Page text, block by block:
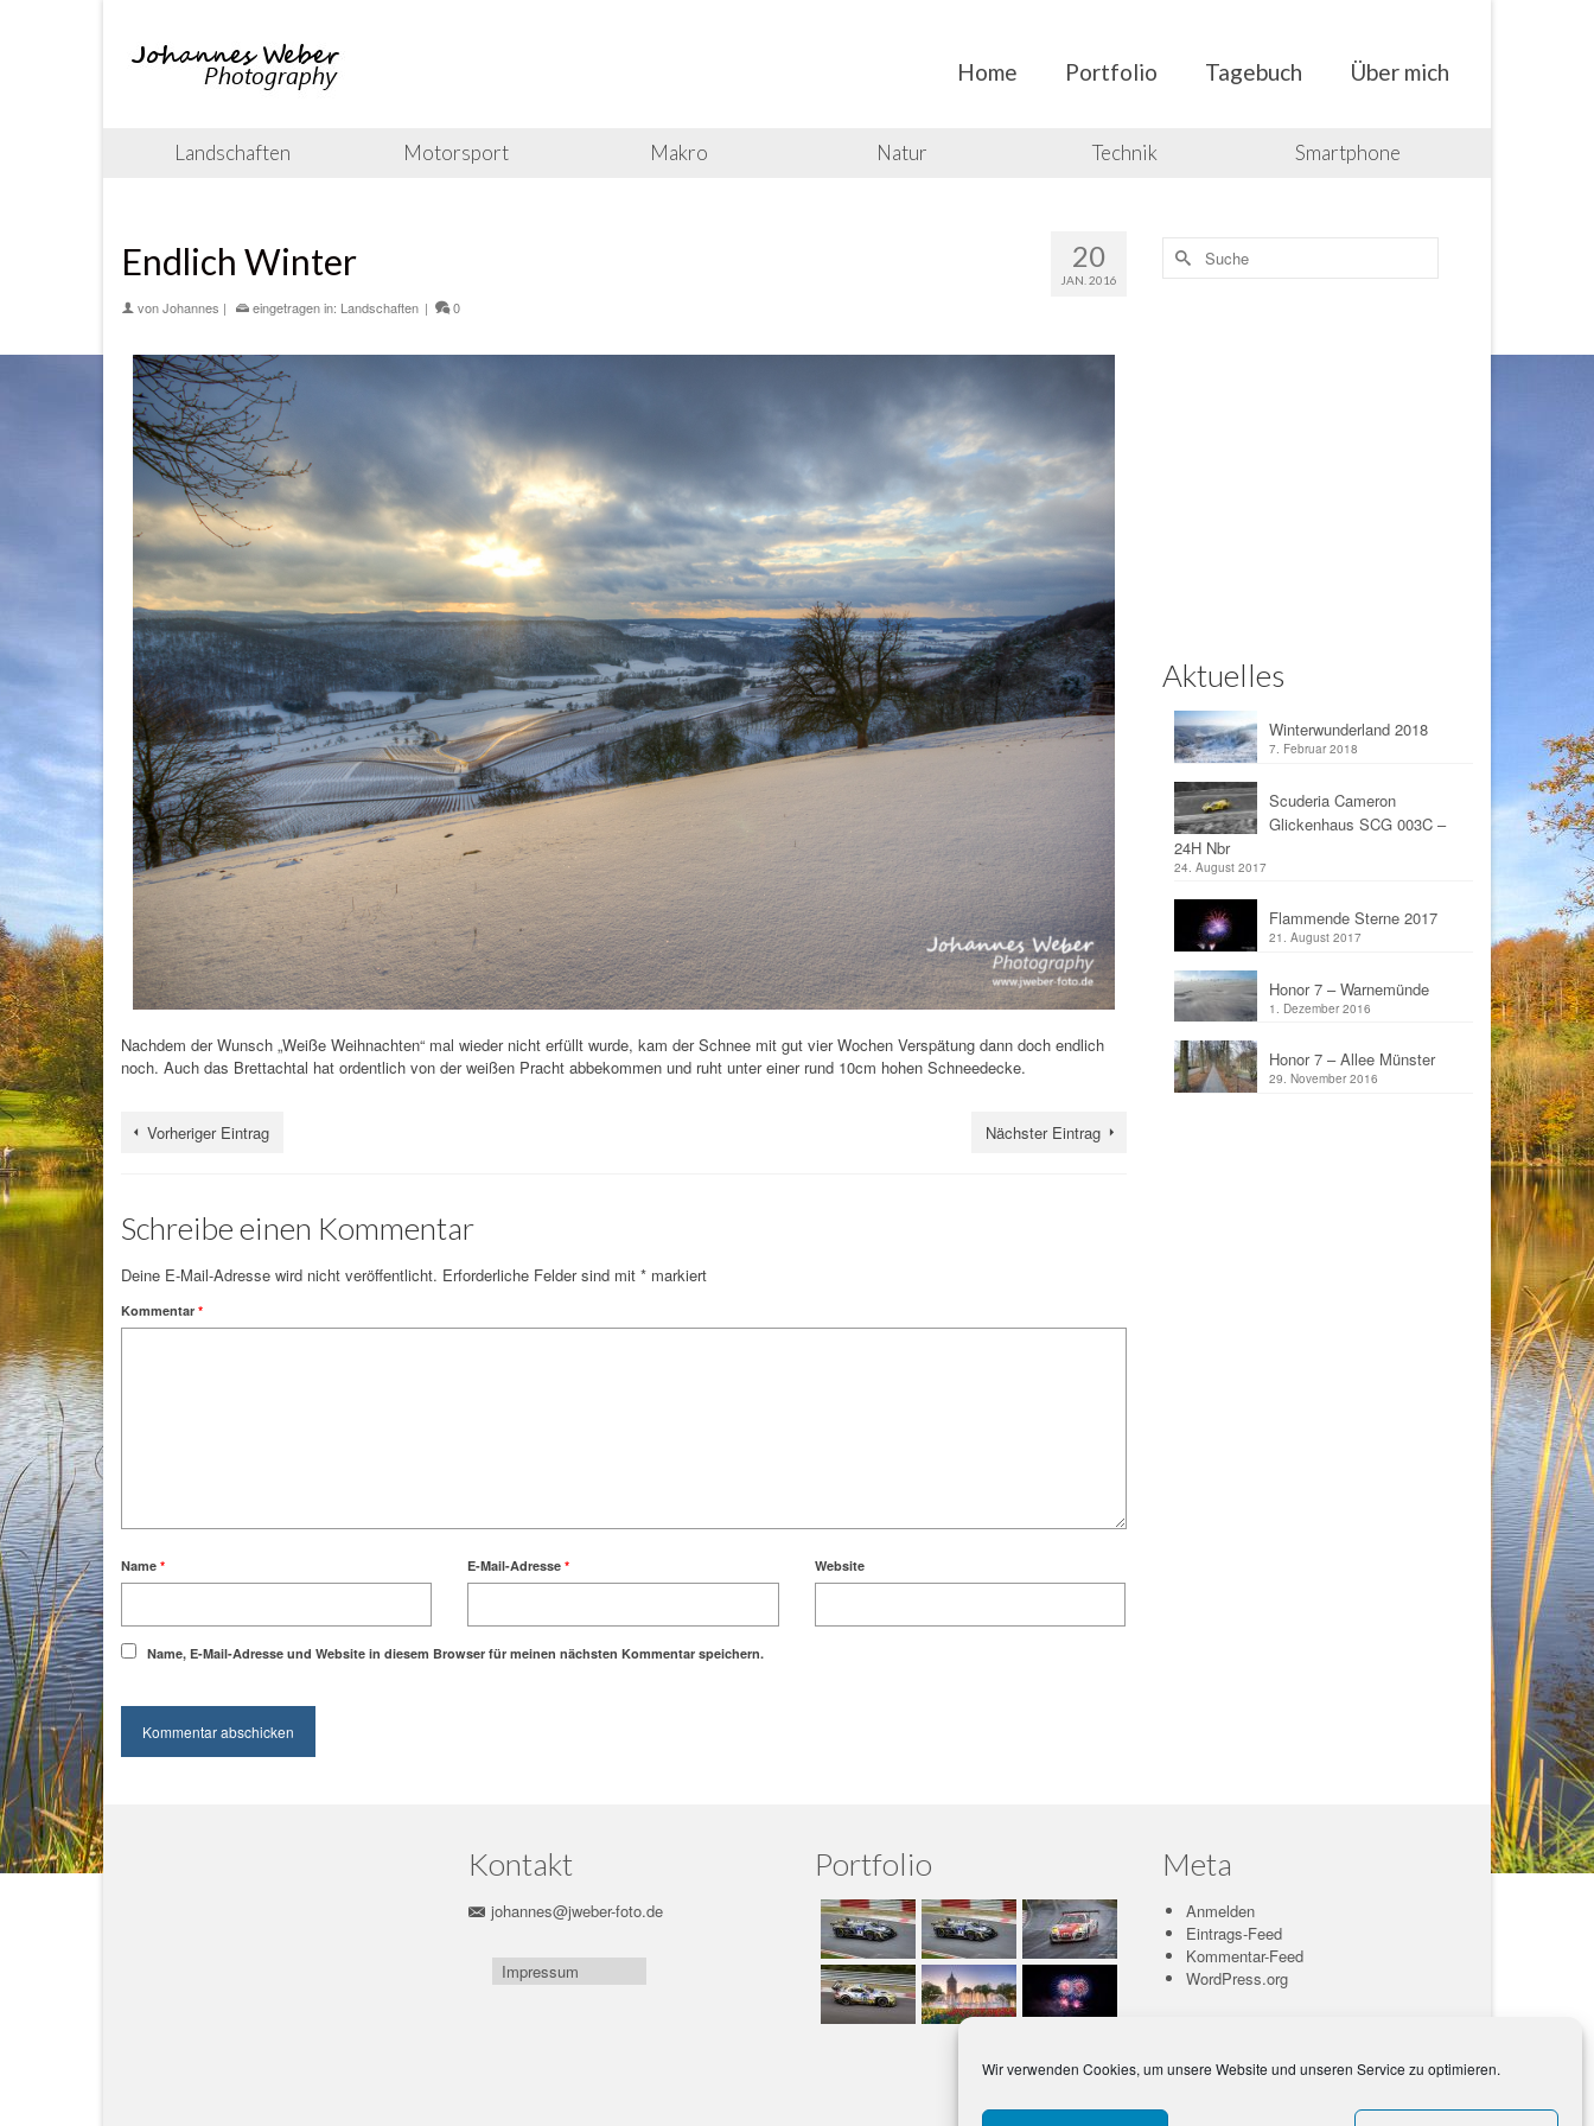
Wir verwenden Cookies, um unsere Website und unseren Service zu optimieren.
Home Portfolio Tagebuch Über mich
Landschaften Motorsport Makro Natur Technik Smartphone
20
JAN. 2016
Endlich Winter
vonJohannes | eingetragen in: Landschaften | 0
Nachdem der Wunsch „Weiße Weihnachten“ mal wieder nicht erfüllt wurde, kam der Schnee mit gut vier Wochen Verspätung dann doch endlich
noch. Auch das Brettachtal hat ordentlich von der weißen Pracht abbekommen und ruht unter einer rund 10cm hohen Schneedecke.
Vorheriger Eintrag Nächster Eintrag
Schreibe einen Kommentar
Deine E-Mail-Adresse wird nicht veröffentlicht. Erforderliche Felder sind mit * markiert
Kommentar *
Name * E-Mail-Adresse* Website
Name, E-Mail-Adresse und Website in diesem Browser für meinen nächsten Kommentar speichern.
Suche
nach:
Aktuelles
Winterwunderland 2018
7. Februar 2018
Scuderia Cameron
Glickenhaus SCG 003C –
24H Nbr
24. August 2017
Flammende Sterne 2017
21. August 2017
Honor 7 – Warnemünde
1. Dezember 2016
Honor 7 – Allee Münster
29. November 2016
Kontakt
johannes@jweber-foto.de
Impressum
Portfolio Meta
Anmelden
Eintrags-Feed
Kommentar-Feed
WordPress.org